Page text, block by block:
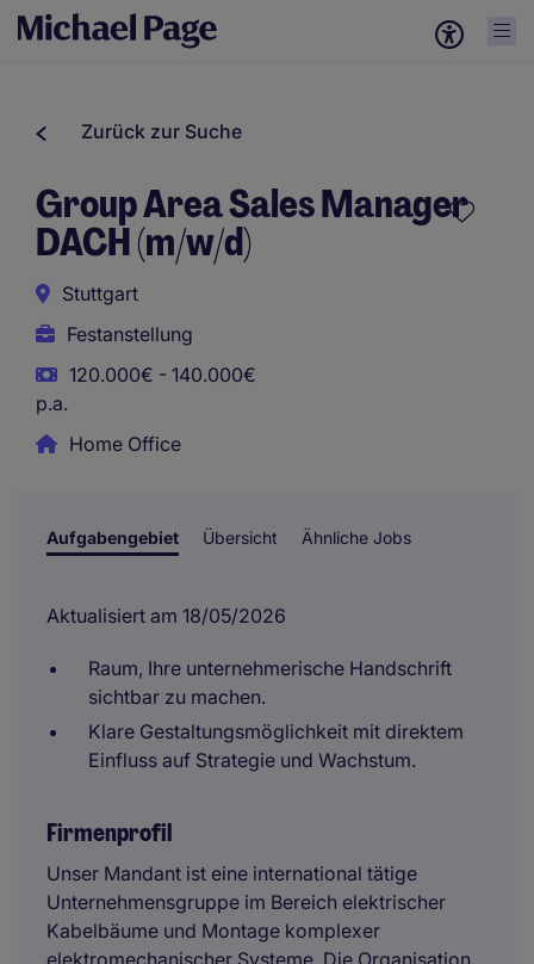
Zurück zur Suche
Group Area Sales Manager
DACH (m/w/d)
Stuttgart
Festanstellung
120.000€ - 140.000€
p.a.
Home Office
Aufgabengebiet Übersicht Ähnliche Jobs
Aktualisiert am 18/05/2026
Raum, Ihre unternehmerische Handschrift
sichtbar zu machen.
Klare Gestaltungsmöglichkeit mit direktem
Einfluss auf Strategie und Wachstum.
Firmenprofil
Unser Mandant ist eine international tätige
Unternehmensgruppe im Bereich elektrischer
Kabelbäume und Montage komplexer
elektromechanischer Systeme. Die Organisation